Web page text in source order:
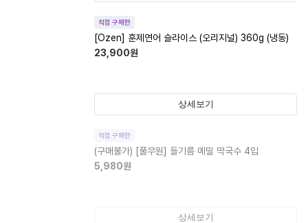
직접 구매한
[Ozen] 훈제연어 슬라이스 (오리지널) 360g (냉동)
23,900원
상세보기
직접 구매한
(구매불가) [풀무원] 들기름 메밀 막국수 4입
5,980원
상세보기